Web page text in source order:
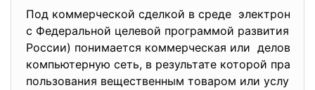
Под коммерческой сделкой в среде
с Федеральной целевой программой развития
России) понимается коммерческая или деловая
компьютерную сеть, в результате которой право
пользования вещественным товаром или услугой